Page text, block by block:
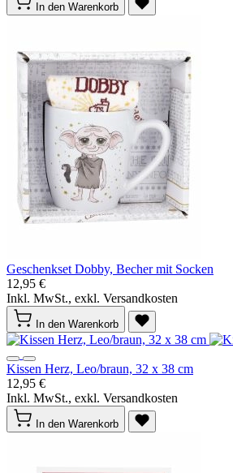
In den Warenkorb
Geschenkset Dobby, Becher mit Socken
12,95 €
Inkl. MwSt., exkl. Versandkosten
In den Warenkorb
Kissen Herz, Leo/braun, 32 x 38 cm
12,95 €
Inkl. MwSt., exkl. Versandkosten
In den Warenkorb